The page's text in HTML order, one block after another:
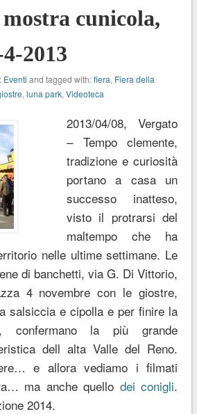
cunicola,
2013
Eventi and tagged with:fiera, Fiera della
, luna park, Videoteca
2013/04/08, Vergato
– Tempo clemente,
tradizione e curiosità
portano a casa un
successo inatteso,
visto il protrarsi del
maltempo che ha
nelle ultime settimane. Le
di banchetti, via G. Di Vittorio,
4 novembre con le giostre,
salsiccia e cipolla e per finire la
confermano la più grande
dell alta Valle del Reno.
e allora vediamo i filmati
ma anche quello dei conigli.
2014.